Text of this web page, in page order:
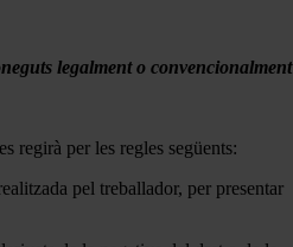
legalment o convencionalment
regirà per les regles següents:
pel treballador, per presentar